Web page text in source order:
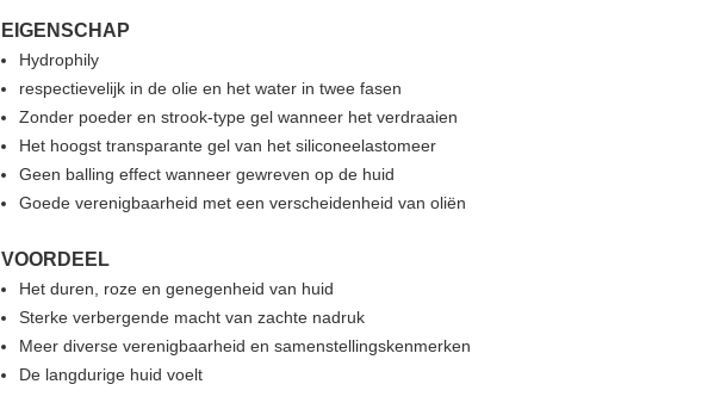
EIGENSCHAP
Hydrophily
respectievelijk in de olie en het water in twee fasen
Zonder poeder en strook-type gel wanneer het verdraaien
Het hoogst transparante gel van het siliconeelastomeer
Geen balling effect wanneer gewreven op de huid
Goede verenigbaarheid met een verscheidenheid van oliën
VOORDEEL
Het duren, roze en genegenheid van huid
Sterke verbergende macht van zachte nadruk
Meer diverse verenigbaarheid en samenstellingskenmerken
De langdurige huid voelt